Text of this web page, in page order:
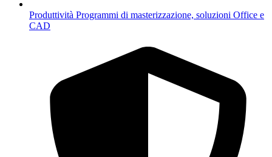
Produttività Programmi di masterizzazione, soluzioni Office e
CAD